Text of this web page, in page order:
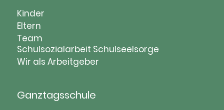
Navigation
überspringen
Kinder
Eltern
Team
Schulsozialarbeit Schulseelsorge
Wir als Arbeitgeber
Ganztagsschule